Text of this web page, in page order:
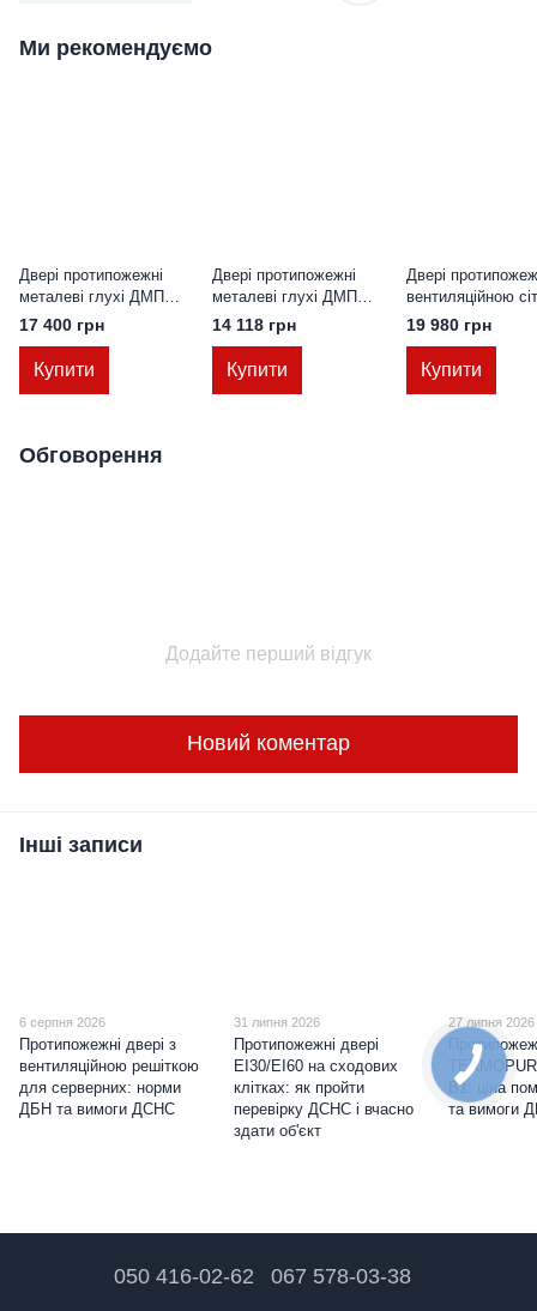
Ми рекомендуємо
Двері протипожежні
металеві глухі ДМП
ЕІ60-1-2100х900 лів.,
ЄвроСтандарт
17 400 грн
Купити
Двері протипожежні
металеві глухі ДМП
ЕІ30-1-2100х1000 прав.,
ЄвроСтандарт
14 118 грн
Купити
Двері
вентиляційною
ДМП ЕІ60-1-
ЄвроСтандарт
19 980 грн
Купити
Обговорення
Додайте перший відгук
Новий коментар
Інші записи
6 серпня 2026
Протипожежні двері з
вентиляційною решіткою
для серверних: норми
ДБН та вимоги ДСНС
31 липня 2026
Протипожежні двері
EI30/EI60 на сходових
клітках: як пройти
перевірку ДСНС і вчасно
здати об'єкт
27 липня 2026
B1: ціна
та вимоги
050 416-02-62 067 578-03-38